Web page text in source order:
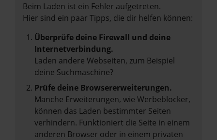
Beim Laden ist ein Fehler aufgetreten.
Hier sind ein paar Tipps, die dir helfen können:
Überprüfe deine Firewall und deine
Internetverbindung.
Laden andere Webseiten, zum Beispiel
deine Suchmaschine?
Prüfe deine Browsererweiterungen.
Manche Erweiterungen, wie Werbeblocker,
können das Laden bestimmter Seiten
verhindern. Funktioniert die Seite in einem
anderen Browser oder in einem privaten